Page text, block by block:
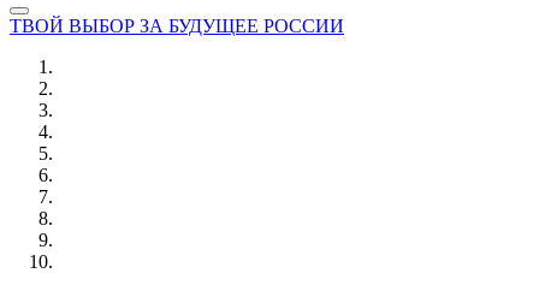
ТВОЙ ВЫБОР ЗА БУДУЩЕЕ РОССИИ